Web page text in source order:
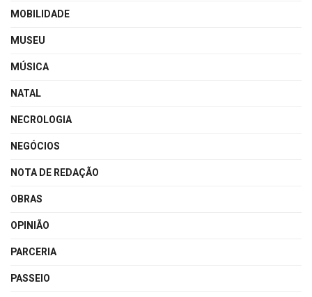
MOBILIDADE
MUSEU
MÚSICA
NATAL
NECROLOGIA
NEGÓCIOS
NOTA DE REDAÇÃO
OBRAS
OPINIÃO
PARCERIA
PASSEIO